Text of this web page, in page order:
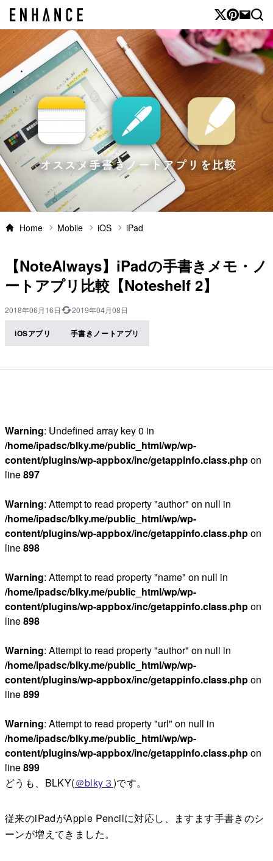
Home Mobile iOS iPad
【NoteAlways】iPadの手書きメモ・ノ
ートアプリ比較【Noteshelf 2】
2018年06月16日 2019年04月08日
iOSアプリ 手書きノートアプリ
Warning: Undefined array key 0 in
/home/ipadsc/blky.me/public_html/wp/wp-
content/plugins/wp-appbox/inc/getappinfo.class.phpon
line897
Warning: Attempt to read property "author" on null in
/home/ipadsc/blky.me/public_html/wp/wp-
content/plugins/wp-appbox/inc/getappinfo.class.phpon
line898
Warning: Attempt to read property "name" on null in
/home/ipadsc/blky.me/public_html/wp/wp-
content/plugins/wp-appbox/inc/getappinfo.class.phpon
line898
Warning: Attempt to read property "author" on null in
/home/ipadsc/blky.me/public_html/wp/wp-
content/plugins/wp-appbox/inc/getappinfo.class.phpon
line899
Warning: Attempt to read property "url" on null in
/home/ipadsc/blky.me/public_html/wp/wp-
content/plugins/wp-appbox/inc/getappinfo.class.phpon
line899
どうも、BLKY(＠blky３)です。
従来のiPadがApple Pencilに対応し、ますます手書きのシ
ーンが増えてきました。